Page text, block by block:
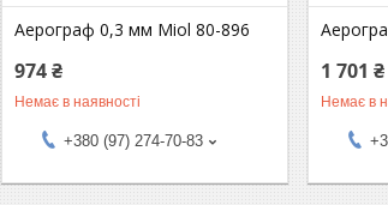
Аерограф 0,3 мм Miol 80-896
974 ₴
Немає в наявності
+380 (97) 274-70-83
1 701 ₴
Немає в